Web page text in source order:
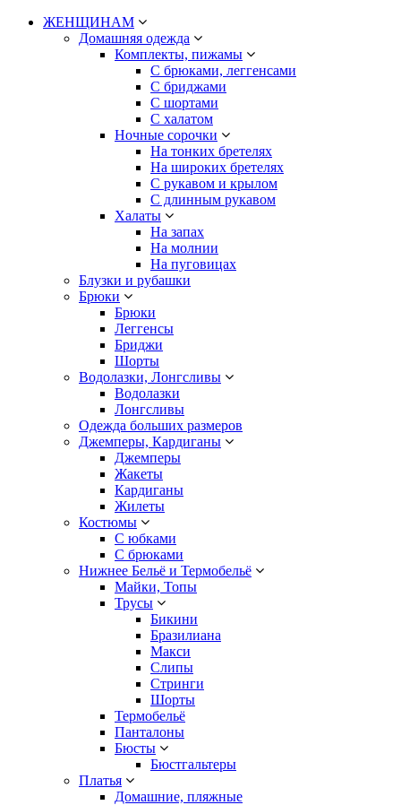
ЖЕНЩИНАМ
Домашняя одежда
Комплекты, пижамы
С брюками, леггенсами
С бриджами
С шортами
С халатом
Ночные сорочки
На тонких бретелях
На широких бретелях
С рукавом и крылом
С длинным рукавом
Халаты
На запах
На молнии
На пуговицах
Блузки и рубашки
Брюки
Брюки
Леггенсы
Бриджи
Шорты
Водолазки, Лонгсливы
Водолазки
Лонгсливы
Одежда больших размеров
Джемперы, Кардиганы
Джемперы
Жакеты
Кардиганы
Жилеты
Костюмы
С юбками
С брюками
Нижнее Бельё и Термобельё
Майки, Топы
Трусы
Бикини
Бразилиана
Макси
Слипы
Стринги
Шорты
Термобельё
Панталоны
Бюсты
Бюстгальтеры
Платья
Домашние, пляжные